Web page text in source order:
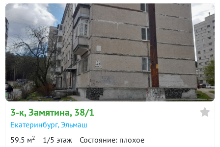
3-к, Замятина, 38/1
Екатеринбург, Эльмаш
59.5 м2 1/5 этаж Состояние: плохое